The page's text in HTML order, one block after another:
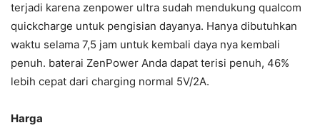
terjadi karena zenpower ultra sudah mendukung qualcom
quickcharge untuk pengisian dayanya. Hanya dibutuhkan
waktu selama 7,5 jam untuk kembali daya nya kembali
penuh. baterai ZenPower Anda dapat terisi penuh, 46%
lebih cepat dari charging normal 5V/2A.
Harga